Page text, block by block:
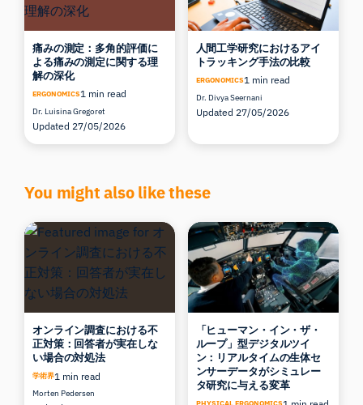
痛みの測定：多角的評価に
よる痛みの測定に関する理
解の深化
ERGONOMICS1 min read
Dr. Luisina Gregoret
Updated 27/05/2026
人間工学研究におけるアイ
トラッキング手法の比較
ERGONOMICS1 min read
Dr. Divya Seernani
Updated 27/05/2026
You might also like these
オンライン調査における不
正対策：回答者が実在しな
い場合の対処法
学術界1 min read
Morten Pedersen
「ヒューマン・イン・ザ・
ループ」型デジタルツイ
ン：リアルタイムの生体セ
ンサーデータがシミュレー
タ研究に与える変革
PHYSICAL ERGONOMICS